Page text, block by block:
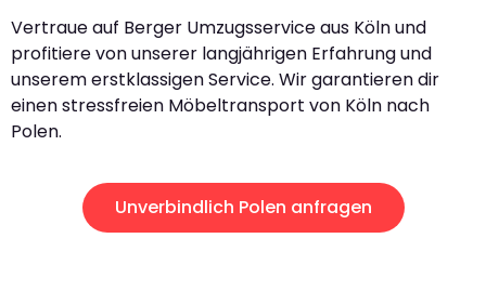
Vertraue auf Berger Umzugsservice aus Köln und
profitiere von unserer langjährigen Erfahrung und
unserem erstklassigen Service. Wir garantieren dir
einen stressfreien Möbeltransport von Köln nach
Polen.
Unverbindlich Polen anfragen